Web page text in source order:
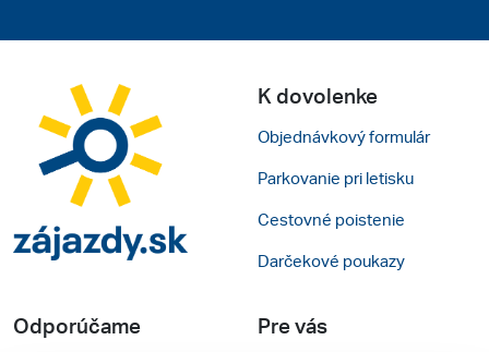
K dovolenke
Objednávkový formulár
Parkovanie pri letisku
Cestovné poistenie
Darčekové poukazy
Odporúčame Pre vás